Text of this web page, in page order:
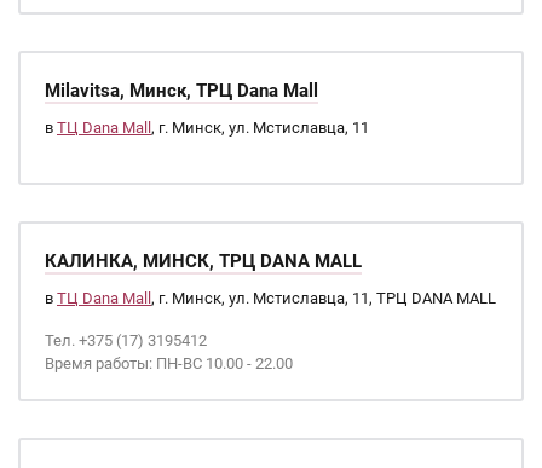
Milavitsa, Минск, ТРЦ Dana Mall
в ТЦ Dana Mall , г. Минск, ул. Мстиславца, 11
КАЛИНКА, МИНСК, ТРЦ DANA MALL
в ТЦ Dana Mall , г. Минск, ул. Мстиславца, 11, ТРЦ DANA MALL
Тел. +375 (17) 3195412
Время работы: ПН-ВС 10.00 - 22.00